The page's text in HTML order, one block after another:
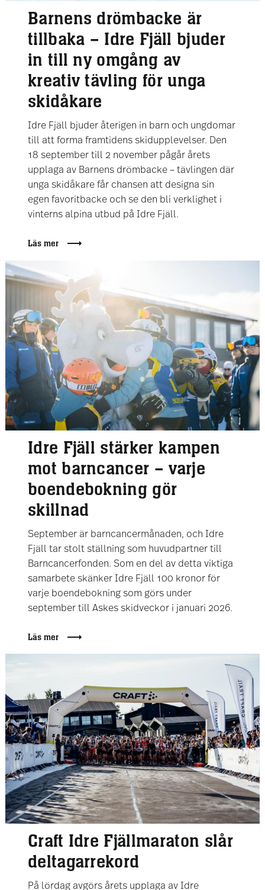
Barnens drömbacke är
tillbaka – Idre Fjäll bjuder
in till ny omgång av
kreativ tävling för unga
skidåkare
Idre Fjäll bjuder återigen in barn och ungdomar
till att forma framtidens skidupplevelser. Den
18 september till 2 november pågår årets
upplaga av Barnens drömbacke – tävlingen där
unga skidåkare får chansen att designa sin
egen favoritbacke och se den bli verklighet i
vinterns alpina utbud på Idre Fjäll.
Läs mer
Idre Fjäll stärker kampen
mot barncancer – varje
boendebokning gör
skillnad
September är barncancermånaden, och Idre
Fjäll tar stolt ställning som huvudpartner till
Barncancerfonden. Som en del av detta viktiga
samarbete skänker Idre Fjäll 100 kronor för
varje boendebokning som görs under
september till Askes skidveckor i januari 2026.
Läs mer
Craft Idre Fjällmaraton slår
deltagarrekord
På lördag avgörs årets upplaga av Idre